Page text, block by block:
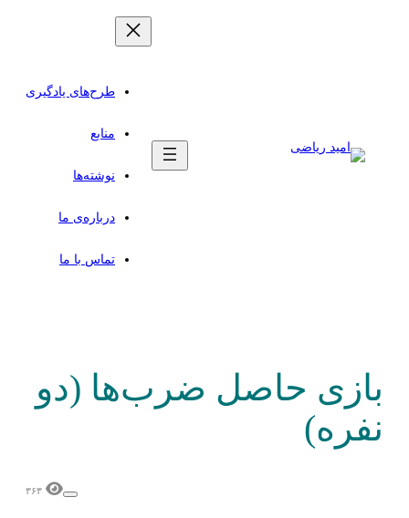
طرح‌های یادگیری
منابع
نوشته‌ها
درباره‌ی ما
تماس با ما
بازی حاصل‌ ضرب‌ها (دو
نفره)
۳۶۳